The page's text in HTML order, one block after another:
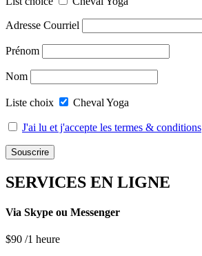
Adresse Courriel
Prénom
Nom
Liste choix Cheval Yoga
J'ai lu et j'accepte les termes & conditions
SERVICES EN LIGNE
Via Skype ou Messenger
$90 /1 heure